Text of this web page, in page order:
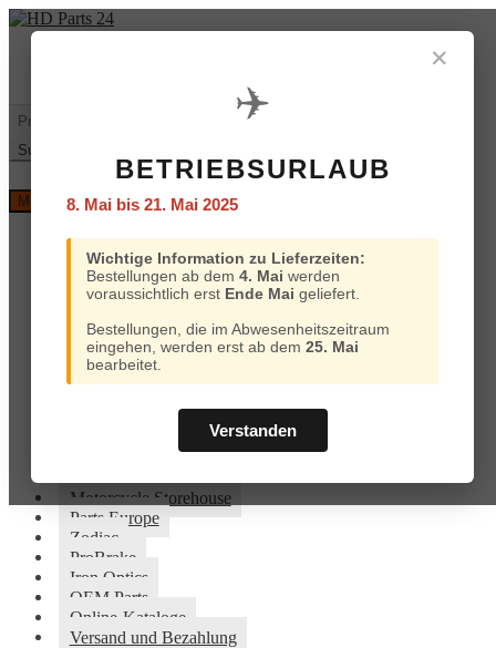
✕
✈️
BETRIEBSURLAUB
8. Mai bis 21. Mai 2025
Wichtige Information zu Lieferzeiten:
Bestellungen ab dem 4. Mai werden
voraussichtlich erst Ende Mai geliefert.
Bestellungen, die im Abwesenheitszeitraum
eingehen, werden erst ab dem 25. Mai
bearbeitet.
Verstanden
Zur
Navigation
Zum
Inhalt
Suchen
nach:
Suchen
und
Menü
Home
Custom Chrome
Motorcycle Storehouse
Parts Europe
Zodiac
ProBrake
Iron Optics
OEM Parts
Versand und Bezahlung
Motorcycle Storehouse
Parts Europe
Zodiac
ProBrake
Iron Optics
OEM Parts
Online-Kataloge
Versand und Bezahlung